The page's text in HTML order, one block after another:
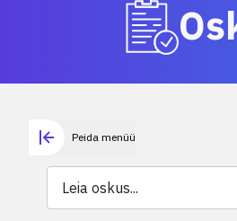
Peida menüü